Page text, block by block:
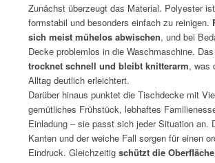
Zunächst überzeugt das Material. Polyester
formstabil und besonders einfach zu reinigen.
sich meist mühelos abwischen, und bei
Decke problemlos in die Waschmaschine.
trocknet schnell und bleibt knitterarm, was
Alltag deutlich erleichtert.
Darüber hinaus punktet die Tischdecke mit
gemütliches Frühstück, lebhaftes
Einladung – sie passt sich jeder Situation an.
Kanten und der weiche Fall sorgen für einen
Eindruck. Gleichzeitig schützt die